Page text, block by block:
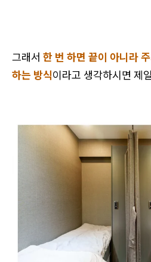
그래서 한 번 하면 끝이 아니라
하는 방식이라고 생각하시면 제